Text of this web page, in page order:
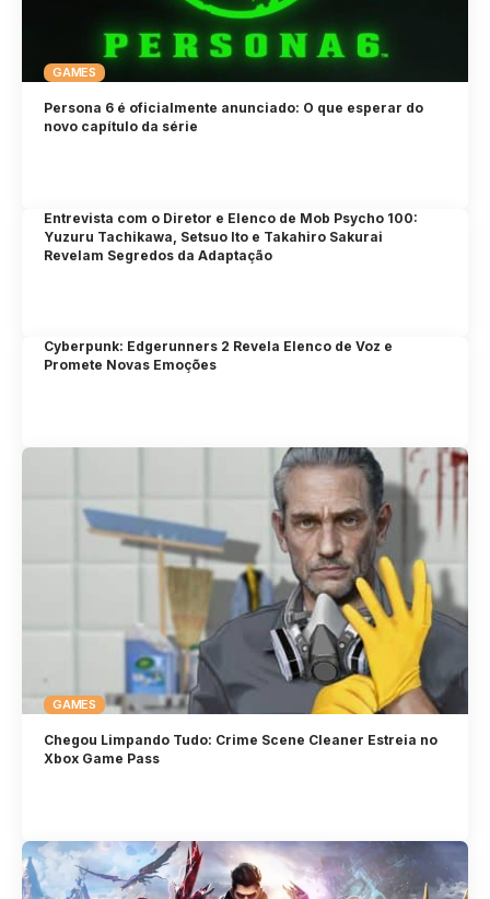
GAMES
Persona 6 é oficialmente anunciado: O que esperar do
novo capítulo da série
Entrevista com o Diretor e Elenco de Mob Psycho 100:
Yuzuru Tachikawa, Setsuo Ito e Takahiro Sakurai
Revelam Segredos da Adaptação
Cyberpunk: Edgerunners 2 Revela Elenco de Voz e
Promete Novas Emoções
GAMES
Chegou Limpando Tudo: Crime Scene Cleaner Estreia no
Xbox Game Pass